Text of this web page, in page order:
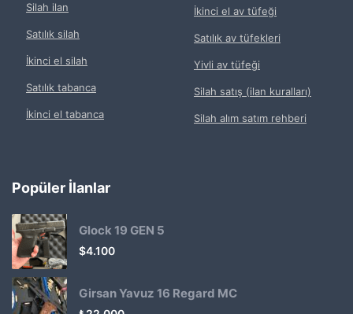
Silah ilan
Satılık silah
İkinci el silah
Satılık tabanca
İkinci el tabanca
İkinci el av tüfeği
Satılık av tüfekleri
Yivli av tüfeği
Silah satış (ilan kuralları)
Silah alım satım rehberi
Popüler İlanlar
Glock 19 GEN 5
$4.100
Girsan Yavuz 16 Regard MC